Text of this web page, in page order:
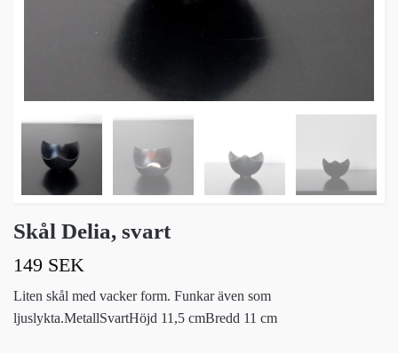
Skål Delia, svart
149 SEK
Liten skål med vacker form. Funkar även som
ljuslykta.MetallSvartHöjd 11,5 cmBredd 11 cm